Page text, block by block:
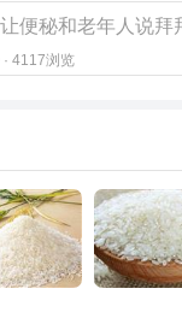
便秘和老年人说拜
4117浏览